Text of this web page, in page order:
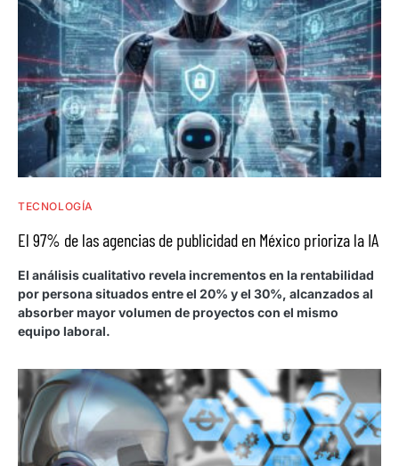
TECNOLOGÍA
El 97% de las agencias de publicidad en México prioriza la IA
El análisis cualitativo revela incrementos en la rentabilidad
por persona situados entre el 20% y el 30%, alcanzados al
absorber mayor volumen de proyectos con el mismo
equipo laboral.